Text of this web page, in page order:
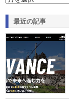
最近の記事